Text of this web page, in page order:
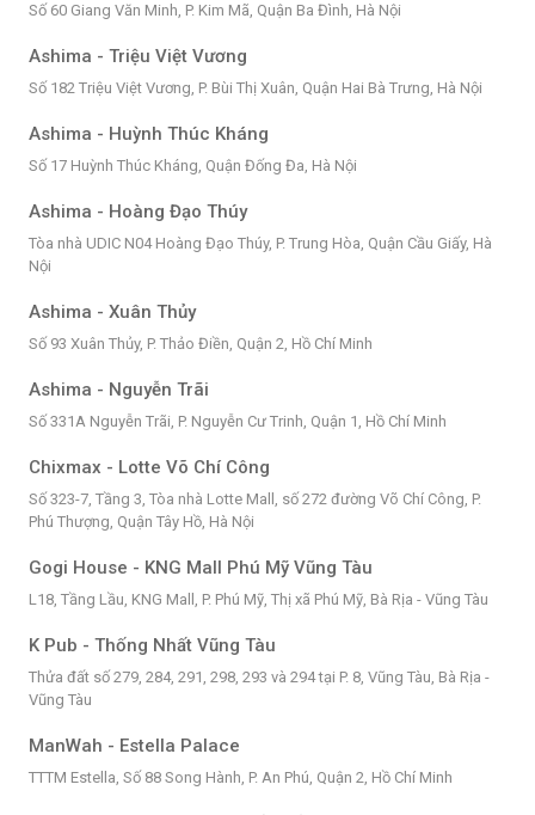
Số 60 Giang Văn Minh, P. Kim Mã, Quận Ba Đình, Hà Nội
Ashima - Triệu Việt Vương
Số 182 Triệu Việt Vương, P. Bùi Thị Xuân, Quận Hai Bà Trưng, Hà Nội
Ashima - Huỳnh Thúc Kháng
Số 17 Huỳnh Thúc Kháng, Quận Đống Đa, Hà Nội
Ashima - Hoàng Đạo Thúy
Tòa nhà UDIC N04 Hoàng Đạo Thúy, P. Trung Hòa, Quận Cầu Giấy, Hà
Nội
Ashima - Xuân Thủy
Số 93 Xuân Thủy, P. Thảo Điền, Quận 2, Hồ Chí Minh
Ashima - Nguyễn Trãi
Số 331A Nguyễn Trãi, P. Nguyễn Cư Trinh, Quận 1, Hồ Chí Minh
Chixmax - Lotte Võ Chí Công
Số 323-7, Tầng 3, Tòa nhà Lotte Mall, số 272 đường Võ Chí Công, P.
Phú Thượng, Quận Tây Hồ, Hà Nội
Gogi House - KNG Mall Phú Mỹ Vũng Tàu
L18, Tầng Lầu, KNG Mall, P. Phú Mỹ, Thị xã Phú Mỹ, Bà Rịa - Vũng Tàu
K Pub - Thống Nhất Vũng Tàu
Thửa đất số 279, 284, 291, 298, 293 và 294 tại P. 8, Vũng Tàu, Bà Rịa -
Vũng Tàu
ManWah - Estella Palace
TTTM Estella, Số 88 Song Hành, P. An Phú, Quận 2, Hồ Chí Minh